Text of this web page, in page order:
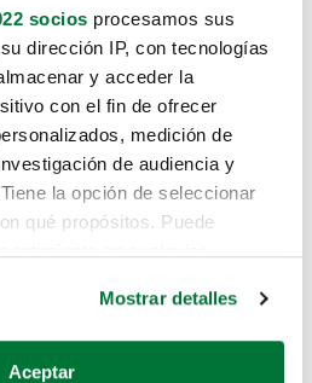
socios procesamos sus
dirección IP, con tecnologías
y acceder la
con el fin de ofrecer
medición de
de audiencia y
la opción de seleccionar
qué propósitos. Puede
Mostrar detalles
Aceptar
sabemos como
hasta aquí.
el coche que estás
estos enlaces: